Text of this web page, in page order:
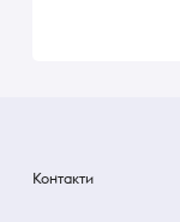
Контакти